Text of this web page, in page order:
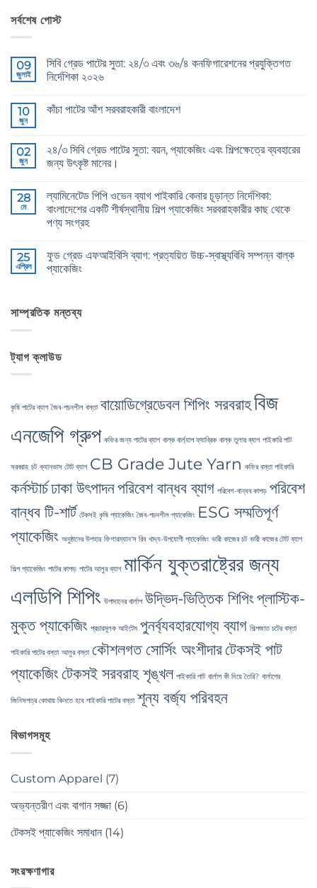
সর্বশেষ পোস্ট
09
জুলাই
সিবি গ্রেড পাটের সুতা: ২৪/৩ এবং ৩৬/৪ কনফিগারেশনের প্রযুক্তিগত
নির্দেশিকা ২০২৬
Jute
2026
Guide
to
36/4
Configurations
এ
নেই
10
জুন
কাঁচা পাটের আঁশ সরবরাহকারী বাংলাদেশ
Fibre
Supplier
Bangladesh
এ
02
জুন
২৪/৩ সিবি গ্রেড পাটের সুতা: বয়ন, প্যাকেজিং এবং শিল্পক্ষেত্রে ব্যবহারের
জন্য উৎকৃষ্ট মানের।
Grade
Jute
Yarn:
Premium
Quality
Weaving,
Packaging
and
Industrial
নেই
28
মে
ল্যামিনেটেড পিপি ওভেন ব্যাগ পাইকারি কেনার চূড়ান্ত নির্দেশিকা:
বাংলাদেশের একটি শীর্ষস্থানীয় শিল্প প্যাকেজিং সরবরাহকারীর কাছ থেকে
পণ্য সংগ্রহ
Guide
to
Laminated
Wholesale:
Sourcing
Industrial
নেই
25
এপ্রিল
ফুড গ্রেড এফআইবিসি ব্যাগ: প্রত্যয়িত উচ্চ-স্বাস্থ্যবিধি সম্পন্ন বাল্ক
প্যাকেজিং
Bag:
Certified
Packaging
সাম্প্রতিক মন্তব্য
ট্যাগ ক্লাউড
কৃষি পাটের ব্যাগ জৈব-পচনশীল বস্তা বায়োডিগ্রেডেবল শিপিং সরবরাহবিজ
এনজেপি গ্রুপ কফির জন্য পাটের ব্যাগ বাল্ক বার্ল্যাপ ফ্যাব্রিক বাল্ক তুলার ব্যাগ পাইকারি পাট
সরবরাহ চট ক্যানভাস টোট ব্যাগ CB Grade Jute Yarn কফির বস্তা পাইকারি
কর্নস্টার্চঢাকা উৎপাদনপরিবেশ বান্ধব ব্যাগ পরিবেশ-বান্ধব কাপড় পরিবেশ
বান্ধব টি-শার্ট টেকসই কৃষি প্যাকেজিং জৈব-পচনশীল প্যাকেজিং ESG সম্মতিপূর্ণ
প্যাকেজিং অনুষ্ঠানের উপহার ফিশারম্যান'স রিব খাদ্য-উপযোগী প্যাকেজিং ভারী কাজের চট ভারী কাজের টোট ব্যাগ
শিল্প প্যাকেজিং পাটের কাপড় পাটের আলুর ব্যাগ মার্কিন যুক্তরাষ্ট্রের জন্য
এলডিপি শিপিং উপাদানের বার্লাপ উদ্ভিদ-ভিত্তিক শিপিংপ্লাস্টিক-
মুক্ত প্যাকেজিং প্রচারমূলক আইটেম পুনর্ব্যবহারযোগ্য ব্যাগ শিল্পজাত চটের বস্তা
পাইকারি পাটের বস্তা আলুর বস্তা কৌশলগত সোর্সিং অংশীদারটেকসই পাট
প্যাকেজিংটেকসই সরবরাহ শৃঙ্খল পাইকারি পাট বার্লাপ কী দিয়ে তৈরি? বার্লাপের
জিনিসপত্র কোথায় কিনতে হবে পাইকারি পাটের বস্তা শূন্য বর্জ্য পরিবহন
বিভাগসমূহ
Custom Apparel (7)
অভ্যন্তরীণ এবং বাগান সজ্জা (6)
টেকসই প্যাকেজিং সমাধান (14)
সংরক্ষণাগার